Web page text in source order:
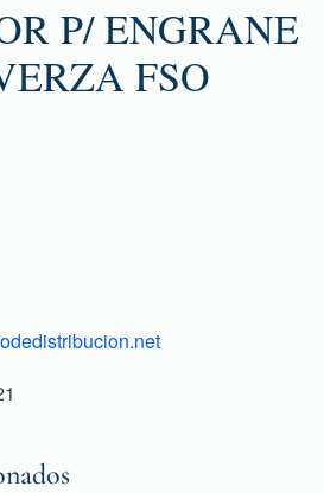
P/ ENGRANE
FSO